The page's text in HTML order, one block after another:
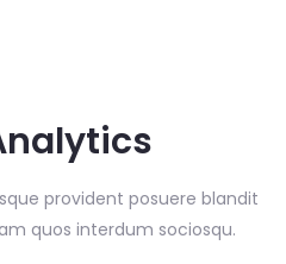
provident posuere blandit
quos interdum sociosqu.